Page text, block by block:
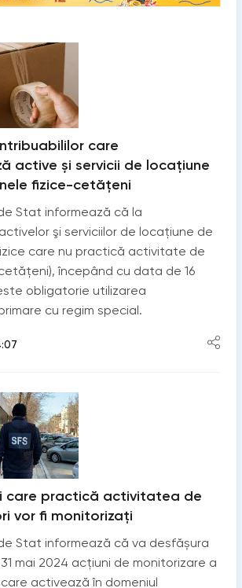
care
active și servicii de locațiune
fizice-cetățeni
Stat informează că la
şi serviciilor de locaţiune de
care nu practică activitate de
începând cu data de 16
obligatorie utilizarea
cu regim special.
care practică activitatea de
vor fi monitorizați
Stat informează că va desfășura
mai 2024 acțiuni de monitorizare a
activează în domeniul